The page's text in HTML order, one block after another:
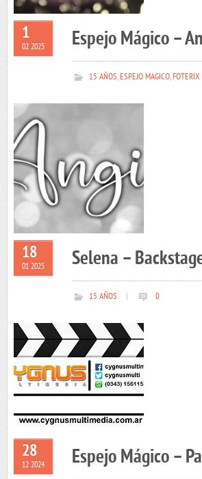
1
02 2025 Espejo Mágico –
15 AÑOS,ESPEJO MAGICO,FOTERIX
18
01 2025 Selena –
15 AÑOS 0
28
12 2024 Espejo Mágico –